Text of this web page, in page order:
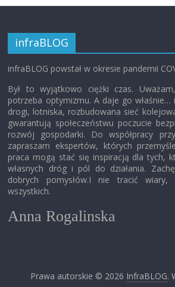
infraBLOG
infraBLOG powstał w okresie pandemii
Był to wyjątkowo ciężki czas.
potrzeba optymizmu. A daje go właśnie…
drogi, lotniska, rozbudowana sieć
gwarantują społeczeństwu poczucie
rozwój gospodarki. Do współpracy
zapraszam ekspertów, których
praca mogą stać się inspiracją dla tych,
własnych dróg i pól do działania.
dobrych pomysłów.I nie tracić
wszystkich.
Anna Rogalinska
Prawa autorskie © 2026 InfraBLOG.